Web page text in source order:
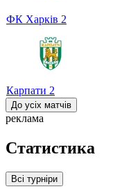
ФК Харків 2
Карпати 2
До усіх матчів
реклама
Статистика
Всі турніри